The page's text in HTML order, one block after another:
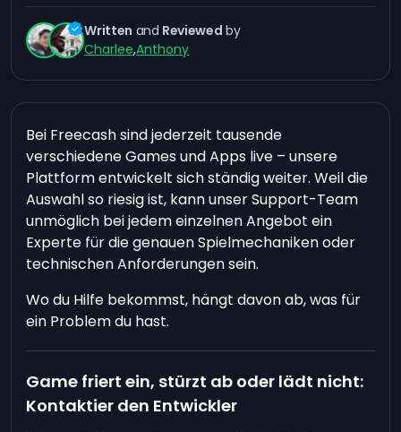
Written and Reviewed by
Charlee,Anthony
Bei Freecash sind jederzeit tausende
verschiedene Games und Apps live – unsere
Plattform entwickelt sich ständig weiter. Weil die
Auswahl so riesig ist, kann unser Support-Team
unmöglich bei jedem einzelnen Angebot ein
Experte für die genauen Spielmechaniken oder
technischen Anforderungen sein.
Wo du Hilfe bekommst, hängt davon ab, was für
ein Problem du hast.
Game friert ein, stürzt ab oder lädt nicht:
Kontaktier den Entwickler